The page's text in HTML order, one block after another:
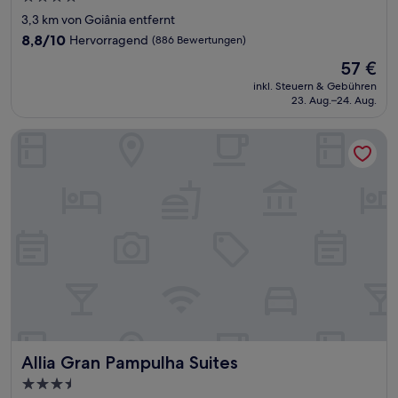
Sterne-
Unterkunft
3,3 km von Goiânia entfernt
8.8
8,8/10 Hervorragend (886 Bewertungen)
Der
Preis
beträgt
57 €
inkl. Steuern & Gebühren
23. Aug.–24. Aug.
Allia Gran Pampulha Suites
Allia Gran Pampulha Suites
3.5-